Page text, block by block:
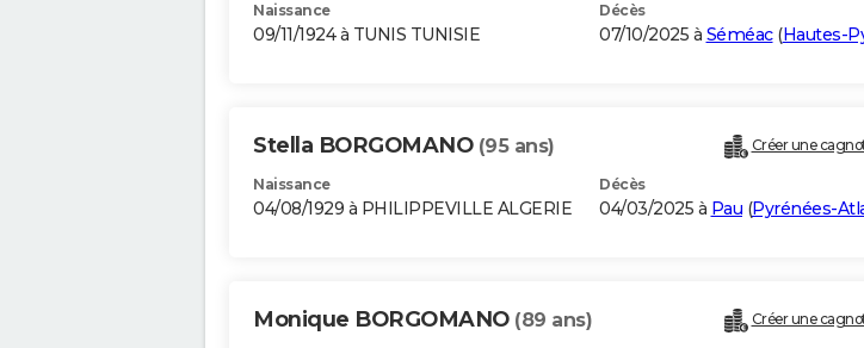
Naissance
09/11/1924 à TUNIS TUNISIE
Décès
07/10/2025 à Séméac(Hautes-
Stella BORGOMANO (95 ans) Créer une
Naissance
04/08/1929 à PHILIPPEVILLE ALGERIE
Décès
04/03/2025 à Pau (Pyrénées-
Monique BORGOMANO (89 ans) Créer une